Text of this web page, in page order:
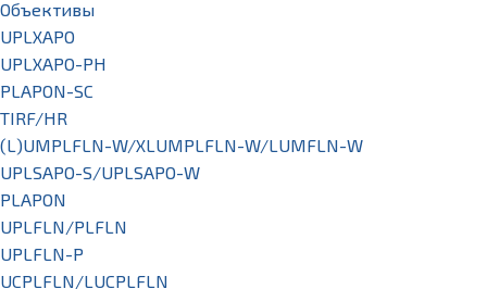
Объективы
UPLXAPO
UPLXAPO-PH
PLAPON-SC
TIRF/HR
(L)UMPLFLN-W/XLUMPLFLN-W/LUMFLN-W
UPLSAPO-S/UPLSAPO-W
PLAPON
UPLFLN/PLFLN
UPLFLN-P
UCPLFLN/LUCPLFLN